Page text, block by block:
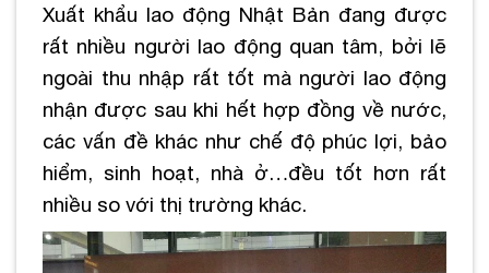
Xuất khẩu lao động Nhật Bản đang được
rất nhiều người lao động quan tâm, bởi lẽ
ngoài thu nhập rất tốt mà người lao động
nhận được sau khi hết hợp đồng về nước,
các vấn đề khác như chế độ phúc lợi, bảo
hiểm, sinh hoạt, nhà ở…đều tốt hơn rất
nhiều so với thị trường khác.